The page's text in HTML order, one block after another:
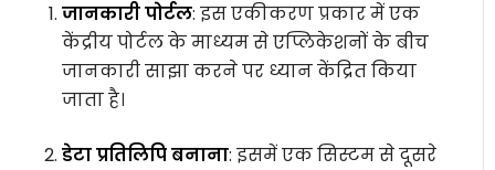
जानकारी पोर्टल: इस एकीकरण प्रकार में एक
केंद्रीय पोर्टल के माध्यम से एप्लिकेशनों के बीच
जानकारी साझा करने पर ध्यान केंद्रित किया
जाता है।
डेटा प्रतिलिपि बनाना: इसमें एक सिस्टम से दूसरे